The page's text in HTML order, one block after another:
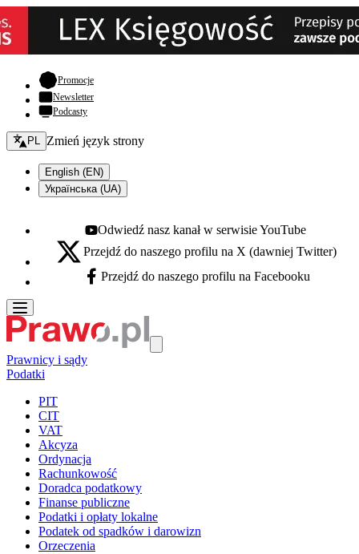
Promocje- otwiera się w nowej karcie
Newsletter
Podcasty
Zmień język - bieżący:
PL Zmień język strony
English (EN)
Українська (UA)
Youtube - otwiera się w nowej karcie
Odwiedź nasz kanał w serwisie YouTube
X - otwiera się w nowej karcie
Przejdź do naszego profilu na X (dawniej Twitter)
Facebook - otwiera się w nowej karcie
Przejdź do naszego profilu na Facebooku
Prawnicy i sądy
Podatki
PIT
CIT
VAT
Akcyza
Ordynacja
Rachunkowość
Doradca podatkowy
Finanse publiczne
Podatki i opłaty lokalne
Podatek od spadków i darowizn
Orzeczenia